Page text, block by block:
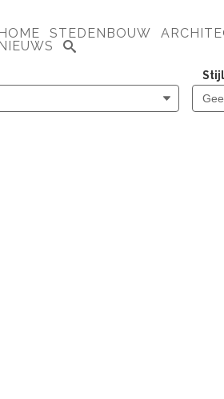
HOME STEDENBOUW
NIEUWS
Stijl